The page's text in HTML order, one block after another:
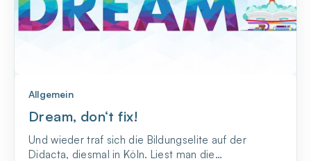
Allgemein
Dream, don‘t fix!
Und wieder traf sich die Bildungselite auf der
Didacta, diesmal in Köln. Liest man die